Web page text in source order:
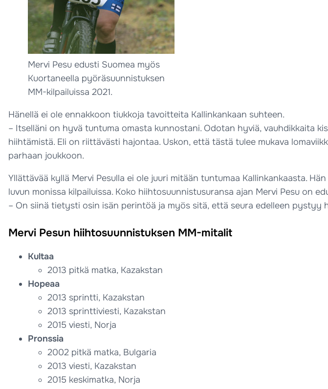
Mervi Pesu edusti Suomea myös
Kuortaneella pyöräsuunnistuksen
MM-kilpailuissa 2021.
Hänellä ei ole ennakkoon tiukkoja tavoitteita Kallinkankaan suhteen.
– Itselläni on hyvä tuntuma omasta kunnostani. Odotan hyviä, vauhdikkaita
hiihtämistä. Eli on riittävästi hajontaa. Uskon, että tästä tulee mukava
parhaan joukkoon.
Yllättävää kyllä Mervi Pesulla ei ole juuri mitään tuntumaa Kallinkankaasta.
luvun monissa kilpailuissa. Koko hiihtosuunnistusuransa ajan Mervi Pesu on
– On siinä tietysti osin isän perintöä ja myös sitä, että seura edelleen pystyy
Mervi Pesun hiihtosuunnistuksen MM-mitalit
Kultaa
2013 pitkä matka, Kazakstan
Hopeaa
2013 sprintti, Kazakstan
2013 sprinttiviesti, Kazakstan
2015 viesti, Norja
Pronssia
2002 pitkä matka, Bulgaria
2013 viesti, Kazakstan
2015 keskimatka, Norja